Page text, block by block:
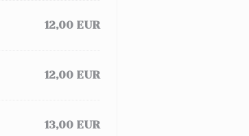
12,00 EUR
12,00 EUR
13,00 EUR